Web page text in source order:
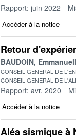
Rapport: juin 2022
Accéder à la notice
Retour
BAUDOIN,
CONSEIL GENERAL DE
CONSEIL GENERAL DE
Rapport: avr. 2020
Accéder à la notice
Aléa sismique à